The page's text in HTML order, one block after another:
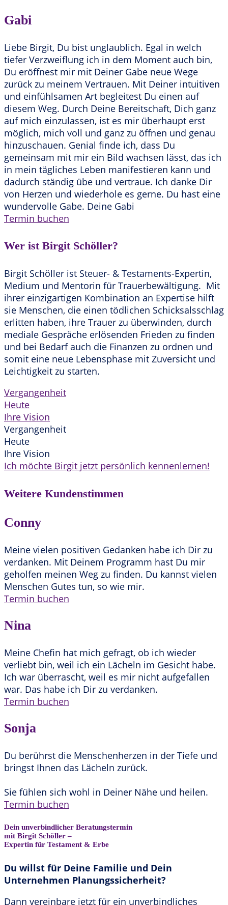
Gabi
Liebe Birgit, Du bist unglaublich. Egal in welch
tiefer Verzweiflung ich in dem Moment auch bin,
Du eröffnest mir mit Deiner Gabe neue Wege
zurück zu meinem Vertrauen. Mit Deiner intuitiven
und einfühlsamen Art begleitest Du einen auf
diesem Weg. Durch Deine Bereitschaft, Dich ganz
auf mich einzulassen, ist es mir überhaupt erst
möglich, mich voll und ganz zu öffnen und genau
hinzuschauen. Genial finde ich, dass Du
gemeinsam mit mir ein Bild wachsen lässt, das ich
in mein tägliches Leben manifestieren kann und
dadurch ständig übe und vertraue. Ich danke Dir
von Herzen und wiederhole es gerne. Du hast eine
wundervolle Gabe. Deine Gabi
Termin buchen
Wer ist Birgit Schöller?
Birgit Schöller ist Steuer- & Testaments-Expertin,
Medium und Mentorin für Trauerbewältigung. Mit
ihrer einzigartigen Kombination an Expertise hilft
sie Menschen, die einen tödlichen Schicksalsschlag
erlitten haben, ihre Trauer zu überwinden, durch
mediale Gespräche erlösenden Frieden zu finden
und bei Bedarf auch die Finanzen zu ordnen und
somit eine neue Lebensphase mit Zuversicht und
Leichtigkeit zu starten.
Vergangenheit
Heute
Ihre Vision
Vergangenheit
Heute
Ihre Vision
Ich möchte Birgit jetzt persönlich kennenlernen!
Weitere Kundenstimmen
Conny
Meine vielen positiven Gedanken habe ich Dir zu
verdanken. Mit Deinem Programm hast Du mir
geholfen meinen Weg zu finden. Du kannst vielen
Menschen Gutes tun, so wie mir.
Termin buchen
Nina
Meine Chefin hat mich gefragt, ob ich wieder
verliebt bin, weil ich ein Lächeln im Gesicht habe.
Ich war überrascht, weil es mir nicht aufgefallen
war. Das habe ich Dir zu verdanken.
Termin buchen
Sonja
Du berührst die Menschenherzen in der Tiefe und
bringst Ihnen das Lächeln zurück.
Sie fühlen sich wohl in Deiner Nähe und heilen.
Termin buchen
Dein unverbindlicher Beratungstermin
mit Birgit Schöller –
Expertin für Testament & Erbe
Du willst für Deine Familie und Dein
Unternehmen Planungssicherheit?
Dann vereinbare jetzt für ein unverbindliches